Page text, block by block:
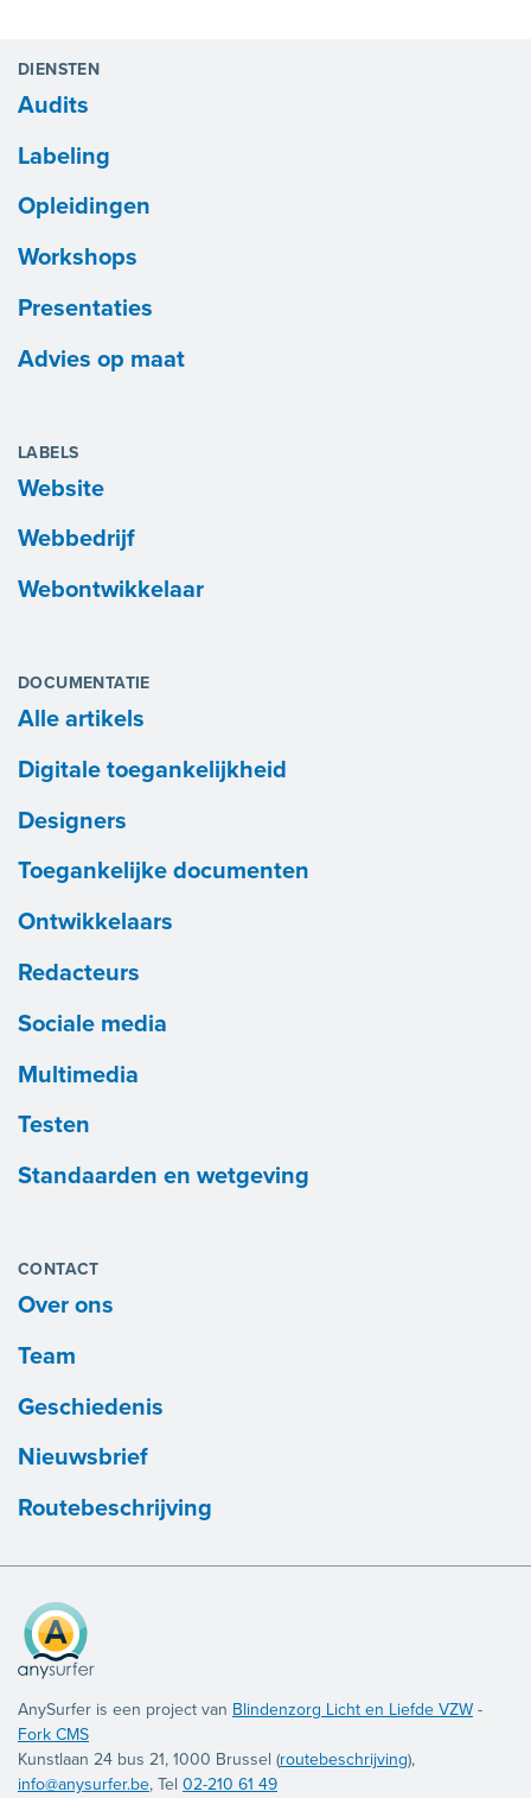
DIENSTEN
Audits
Labeling
Opleidingen
Workshops
Presentaties
Advies op maat
LABELS
Website
Webbedrijf
Webontwikkelaar
DOCUMENTATIE
Alle artikels
Digitale toegankelijkheid
Designers
Toegankelijke documenten
Ontwikkelaars
Redacteurs
Sociale media
Multimedia
Testen
Standaarden en wetgeving
CONTACT
Over ons
Team
Geschiedenis
Nieuwsbrief
Routebeschrijving
AnySurfer is een project van Blindenzorg Licht en Liefde VZW -
Fork CMS
Kunstlaan 24 bus 21, 1000 Brussel (routebeschrijving),
info@anysurfer.be, Tel 02-210 61 49